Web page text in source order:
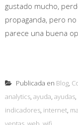
gustado mucho,
propaganda, pero
parece una buena
Publicada en Blog,
analytics, ayuda, ayudas,
indicadores, internet,